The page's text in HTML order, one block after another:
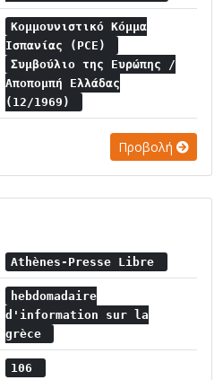
Κομμουνιστικό Κόμμα
Ισπανίας (PCE)
Συμβούλιο της Ευρώπης /
Αποπομπή Ελλάδας
(12/1969)
Προβολή
Athènes-Presse Libre
hebdomadaire
d'information sur la
grèce
106